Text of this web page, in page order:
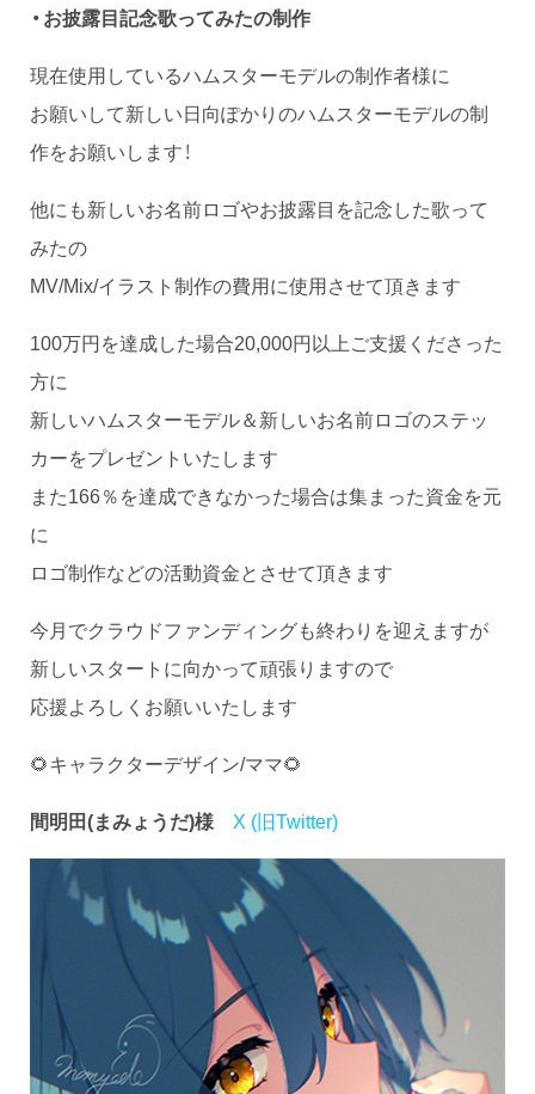
・お披露目記念歌ってみたの制作
現在使用しているハムスターモデルの制作者様に
お願いして新しい日向ぽかりのハムスターモデルの制
作をお願いします！
他にも新しいお名前ロゴやお披露目を記念した歌って
みたの
MV/Mix/イラスト制作の費用に使用させて頂きます
100万円を達成した場合20,000円以上ご支援くださった
方に
新しいハムスターモデル＆新しいお名前ロゴのステッ
カーをプレゼントいたします
また166％を達成できなかった場合は集まった資金を元
に
ロゴ制作などの活動資金とさせて頂きます
今月でクラウドファンディングも終わりを迎えますが
新しいスタートに向かって頑張りますので
応援よろしくお願いいたします
🌻キャラクターデザイン/ママ🌻
間明田(まみょうだ)様 X (旧Twitter)